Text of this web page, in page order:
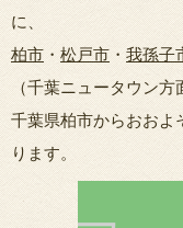
に、
柏市・松戸市・我孫子
（千葉ニュータウン方
千葉県柏市からおおよ
ります。